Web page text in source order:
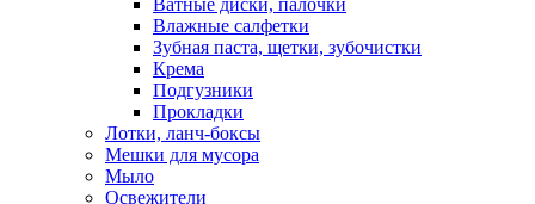
Ватные диски, палочки
Влажные салфетки
Зубная паста, щетки, зубочистки
Крема
Подгузники
Прокладки
Лотки, ланч-боксы
Мешки для мусора
Мыло
Освежители